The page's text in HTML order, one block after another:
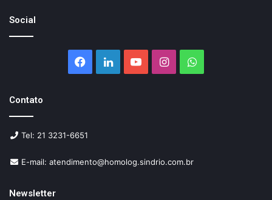
Social
Facebook
LinkedinYouTubeInstagramWhatsApp
Contato
Tel: 21 3231-6651
E-mail: atendimento@homolog.sindrio.com.br
Newsletter